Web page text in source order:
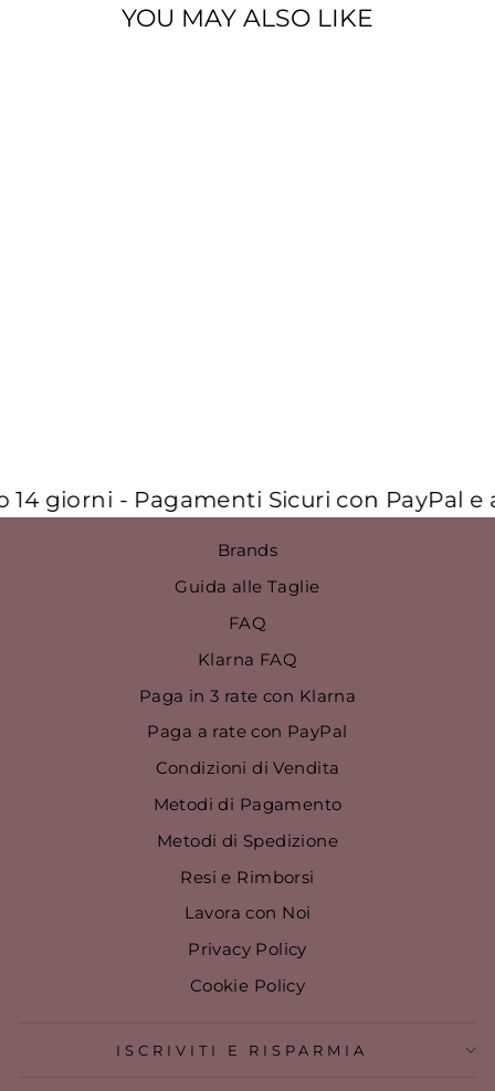
YOU MAY ALSO LIKE
giorni - Pagamenti Sicuri con PayPal e a
Brands
Guida alle Taglie
FAQ
Klarna FAQ
Paga in 3 rate con Klarna
Paga a rate con PayPal
Condizioni di Vendita
Metodi di Pagamento
Metodi di Spedizione
Resi e Rimborsi
Lavora con Noi
Privacy Policy
Cookie Policy
ISCRIVITI E RISPARMIA